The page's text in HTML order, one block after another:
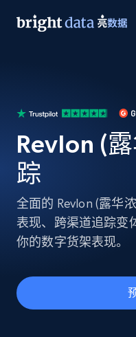
Revlon (
踪
全面的 Revlon (露华
表现、跨渠道追踪变
你的数字货架表现。